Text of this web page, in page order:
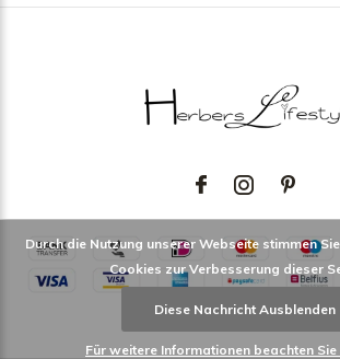
Durch die Nutzung unserer Webseite stimmen
Cookies zur Verbesserung dieser
Diese Nachricht Ausblenden
Für weitere Informationen beachten